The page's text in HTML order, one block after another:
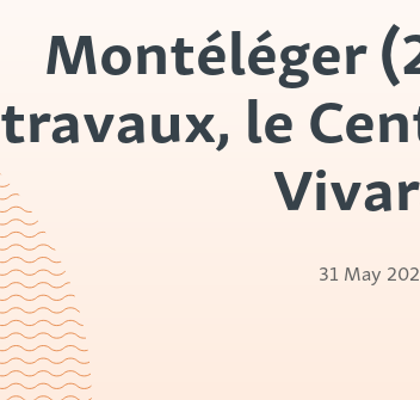
Montéléger
travaux, le
31 May